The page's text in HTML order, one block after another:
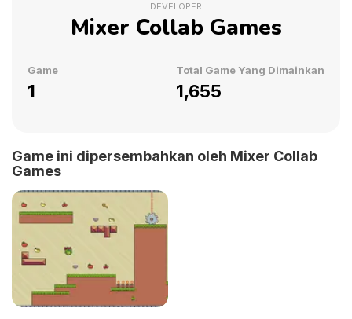
DEVELOPER
Mixer Collab Games
Game
1
Total Game Yang Dimainkan
1,655
Game ini dipersembahkan oleh Mixer Collab
Games